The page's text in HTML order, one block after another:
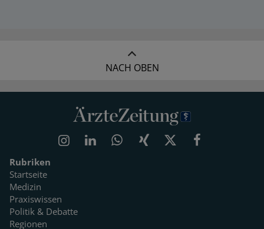
NACH OBEN
Rubriken
Startseite
Medizin
Praxiswissen
Politik & Debatte
Regionen